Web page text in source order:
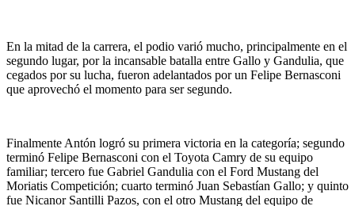
En la mitad de la carrera, el podio varió mucho, principalmente en el
segundo lugar, por la incansable batalla entre Gallo y Gandulia, que
cegados por su lucha, fueron adelantados por un Felipe Bernasconi
que aprovechó el momento para ser segundo.
Finalmente Antón logró su primera victoria en la categoría; segundo
terminó Felipe Bernasconi con el Toyota Camry de su equipo
familiar; tercero fue Gabriel Gandulia con el Ford Mustang del
Moriatis Competición; cuarto terminó Juan Sebastían Gallo; y quinto
fue Nicanor Santilli Pazos, con el otro Mustang del equipo de